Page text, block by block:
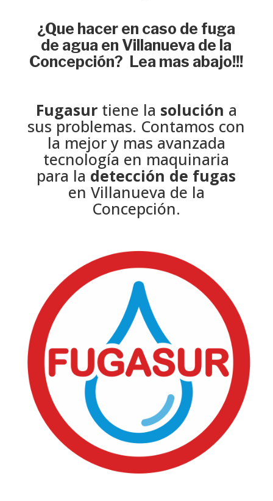
¿Que hacer en caso de fuga
de agua en Villanueva de la
Concepción? Lea mas abajo!!!
Fugasurtiene la solución a
sus problemas. Contamos con
la mejor y mas avanzada
tecnología en maquinaria
para la detección de fugas
en Villanueva de la
Concepción.